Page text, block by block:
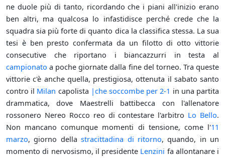
ne duole più di tanto, ricordando che i piani all'inizio erano
ben altri, ma qualcosa lo infastidisce perché crede che la
squadra sia più forte di quanto dica la classifica stessa. La sua
tesi è ben presto confermata da un filotto di otto vittorie
consecutive che riportano i biancazzurri in testa al
campionato a poche giornate dalla fine del torneo. Tra queste
vittorie c'è anche quella, prestigiosa, ottenuta il sabato santo
contro il Milan capolista |che soccombe per 2-1 in una partita
drammatica, dove Maestrelli battibecca con l'allenatore
rossonero Nereo Rocco reo di contestare l'arbitro Lo Bello.
Non mancano comunque momenti di tensione, come l'11
marzo, giorno dellastracittadina di ritorno, quando, in un
momento di nervosismo, il presidente Lenzini fa allontanare i